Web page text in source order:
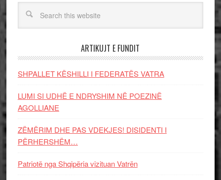
ARTIKUJT E FUNDIT
SHPALLET KËSHILLI I FEDERATËS VATRA
LUMI SI UDHË E NDRYSHIM NË POEZINË
AGOLLIANE
ZËMËRIM DHE PAS VDEKJES! DISIDENTI I
PËRHERSHËM…
Patriotë nga Shqipëria vizituan Vatrën